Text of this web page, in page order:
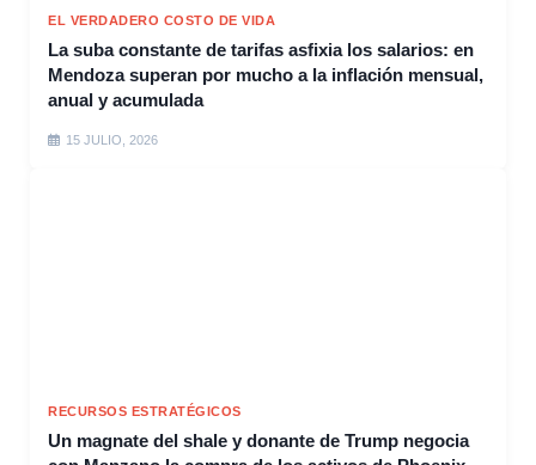
EL VERDADERO COSTO DE VIDA
La suba constante de tarifas asfixia los salarios: en
Mendoza superan por mucho a la inflación mensual,
anual y acumulada
15 JULIO, 2026
RECURSOS ESTRATÉGICOS
Un magnate del shale y donante de Trump negocia